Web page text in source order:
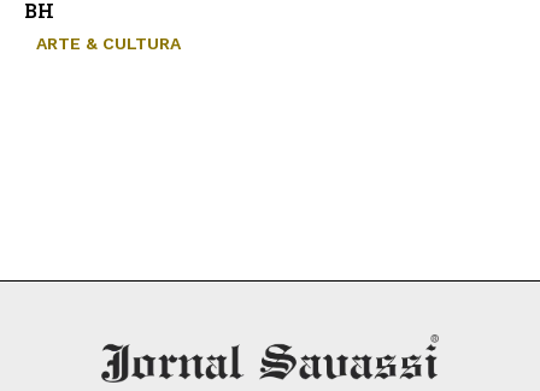
BH
ARTE & CULTURA